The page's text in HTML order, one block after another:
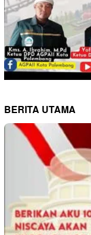
BERITA UTAMA